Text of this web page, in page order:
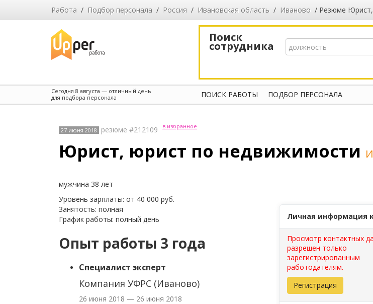
Работа / Подбор персонала / Россия / Ивановская область / Иваново / Резюме
Поиск
сотрудника
Сегодня 8 августа — отличный день
для подбора персонала
ПОИСК РАБОТЫ ПОДБОР ПЕРСОНАЛА
27 июня 2018 резюме #212109 в избранное
Юрист, юрист по недвижимости
мужчина 38 лет
Уровень зарплаты: от 40 000 руб.
Занятость: полная
График работы: полный день
Опыт работы 3 года
Специалист эксперт
Компания УФРС (Иваново)
26 июня 2018 — 26 июня 2018
Личная информация
Просмотр контактных
разрешен только
зарегистрированным
работодателям.
Регистрация